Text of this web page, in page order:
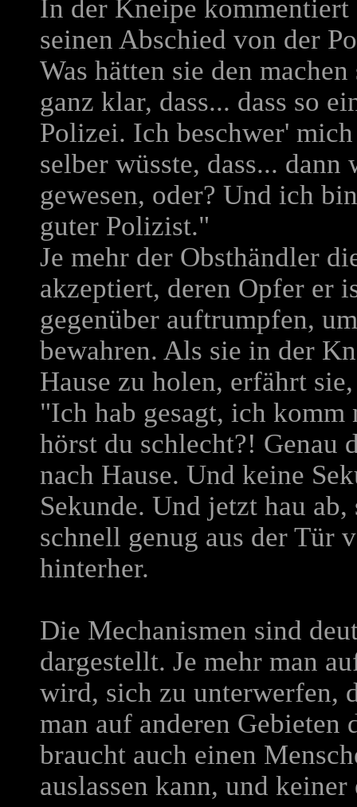
In der Kneipe
seinen Abschied von der
Was hätten sie den
ganz klar, dass... dass so
Polizei. Ich beschwer'
selber wüsste, dass...
gewesen, oder? Und ich
guter Polizist."
Je mehr der Obsthändler
akzeptiert, deren Opfer er
gegenüber auftrumpfen,
bewahren. Als sie in der
Hause zu holen, erfährt
"Ich hab gesagt, ich
hörst du schlecht?!
nach Hause. Und keine
Sekunde. Und jetzt hau
schnell genug aus der Tür
hinterher.
Die Mechanismen sind
dargestellt. Je mehr man
wird, sich zu unterwerfen,
man auf anderen Gebieten
braucht auch einen
auslassen kann, und